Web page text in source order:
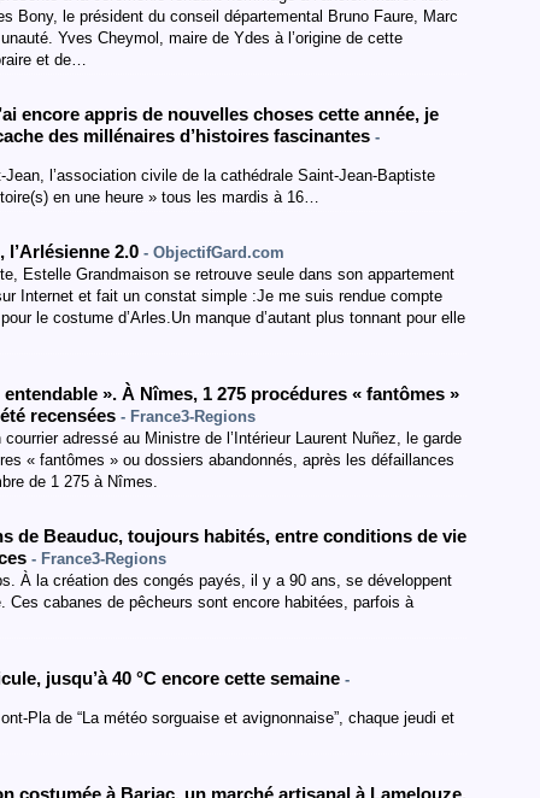
Bony, le président du conseil départemental Bruno Faure, Marc
Yves Cheymol, maire de Ydes à l’origine de cette
et de…
encore appris de nouvelles choses cette année, je
des millénaires d’histoires fascinantes -
l’association civile de la cathédrale Saint-Jean-Baptiste
en une heure » tous les mardis à 16…
l’Arlésienne 2.0 - ObjectifGard.com
Estelle Grandmaison se retrouve seule dans son appartement
Internet et fait un constat simple :Je me suis rendue compte
le costume d’Arles.Un manque d’autant plus tonnant pour elle
». À Nîmes, 1 275 procédures « fantômes »
recensées - France3-Regions
adressé au Ministre de l’Intérieur Laurent Nuñez, le garde
« fantômes » ou dossiers abandonnés, après les défaillances
de 1 275 à Nîmes.
de Beauduc, toujours habités, entre conditions de vie
- France3-Regions
À la création des congés payés, il y a 90 ans, se développent
cabanes de pêcheurs sont encore habitées, parfois à
jusqu’à 40 °C encore cette semaine -
Pla de “La météo sorguaise et avignonnaise”, chaque jeudi et